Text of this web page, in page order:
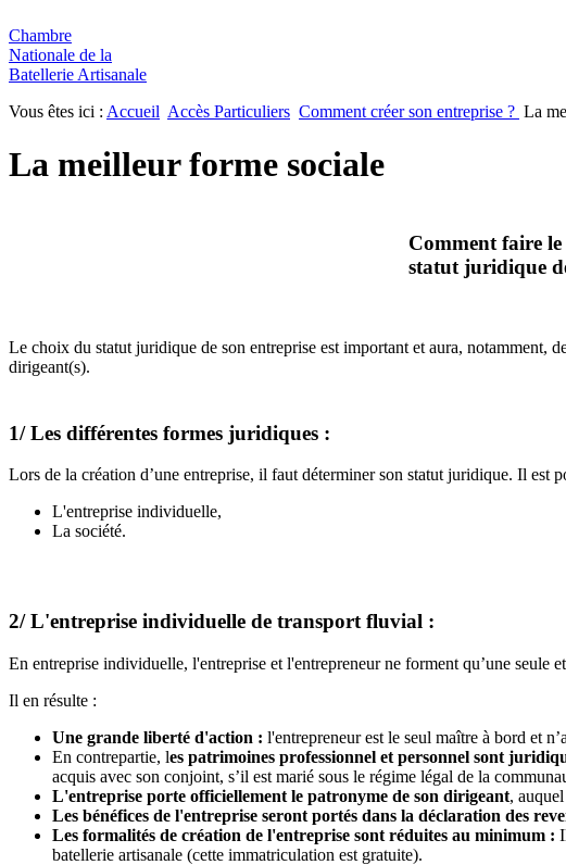
Chambre
Nationale de la
Batellerie Artisanale
Vous êtes ici : Accueil Accès Particuliers Comment créer son entreprise ? La
La meilleur forme sociale
Comment faire
statut juridique
Le choix du statut juridique de son entreprise est important et aura, notamment,
dirigeant(s).
1/ Les différentes formes juridiques :
Lors de la création d’une entreprise, il faut déterminer son statut juridique. Il est
L'entreprise individuelle,
La société.
2/ L'entreprise individuelle de transport fluvial :
En entreprise individuelle, l'entreprise et l'entrepreneur ne forment qu’une seule
Il en résulte :
Une grande liberté d'action : l'entrepreneur est le seul maître à bord et
En contrepartie, les patrimoines professionnel et personnel sont
acquis avec son conjoint, s’il est marié sous le régime légal de la
L'entreprise porte officiellement le patronyme de son dirigeant,
Les bénéfices de l'entreprise seront portés dans la déclaration des
Les formalités de création de l'entreprise sont réduites au minimum :
batellerie artisanale (cette immatriculation est gratuite).